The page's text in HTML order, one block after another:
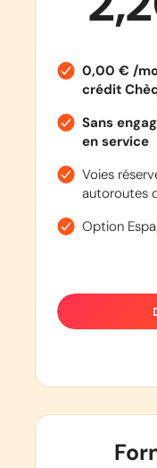
0,00 € /
crédit
Sans
en service
Voies
autoroutes
Option